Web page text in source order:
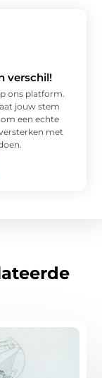
verschil!
ons platform.
jouw stem
een echte
met